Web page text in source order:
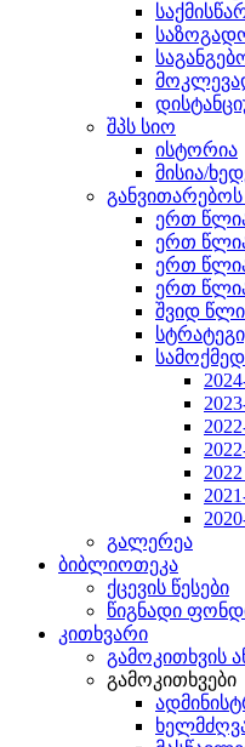
შპს სიო
ისტორია
მისია/
განვითარებოს
ერთ
ერთ
ერთ
ერთ
შვიდ
გალერეა
ბიბლიოთეკა
ქცევის წესები
წიგნადი
კითხვარი
გამოკითხვის
გამოკითხვები